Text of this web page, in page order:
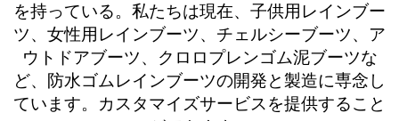
を持っている。私たちは現在、子供用レインブー
ツ、女性用レインブーツ、チェルシーブーツ、ア
ウトドアブーツ、クロロプレンゴム泥ブーツな
ど、防水ゴムレインブーツの開発と製造に専念し
ています。カスタマイズサービスを提供すること